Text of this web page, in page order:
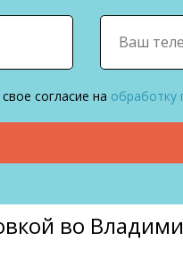
согласие на обработку
во